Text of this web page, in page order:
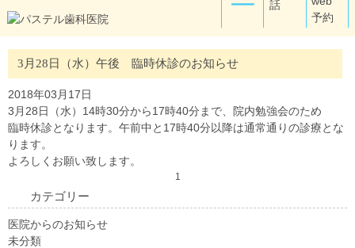
3月28日（水）午後 臨時休診のお知らせ
2018年03月17日
3月28日（水）14時30分から17時40分まで、院内勉強会のため
臨時休診となります。午前中と17時40分以降は通常通りの診療とな
ります。
よろしくお願い致します。
1
カテゴリー
医院からのお知らせ
未分類